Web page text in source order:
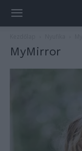
MyMirror